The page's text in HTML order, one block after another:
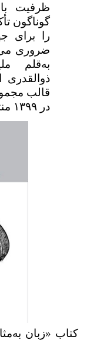
ظرفیت
گوناگون
را برای
ضروری
به‌قلم
ذوالقدری
قالب
در ۱۳۹۹
کتاب «زبان